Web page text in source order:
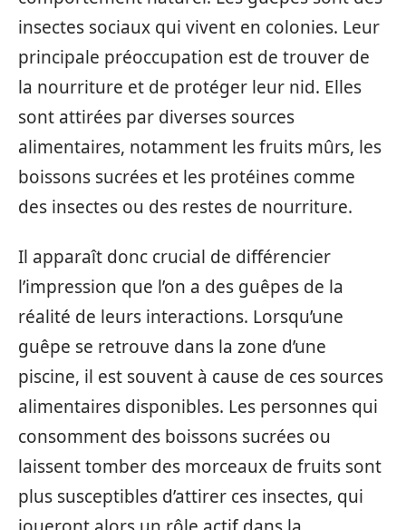
insectes sociaux qui vivent en colonies. Leur
principale préoccupation est de trouver de
la nourriture et de protéger leur nid. Elles
sont attirées par diverses sources
alimentaires, notamment les fruits mûrs, les
boissons sucrées et les protéines comme
des insectes ou des restes de nourriture.
Il apparaît donc crucial de différencier
l’impression que l’on a des guêpes de la
réalité de leurs interactions. Lorsqu’une
guêpe se retrouve dans la zone d’une
piscine, il est souvent à cause de ces sources
alimentaires disponibles. Les personnes qui
consomment des boissons sucrées ou
laissent tomber des morceaux de fruits sont
plus susceptibles d’attirer ces insectes, qui